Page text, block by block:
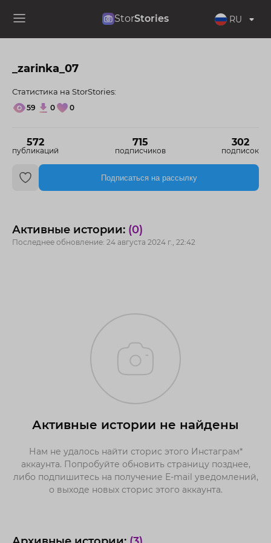
StorStories RU
_zarinka_07
572
публикаций
715
подписчиков
302
подписок
Статистика на StorStories:
59 0 0
Подписаться на рассылку
Активные истории: (0)
Последнее обновление: 24 августа 2024 г., 22:42
Активные истории не найдены
Нам не удалось найти сторис этого Инстаграм*
аккаунта. Попробуйте обновить страницу позднее,
либо подпишитесь на получение E-mail уведомлений,
о выходе новых сторис этого аккаунта.